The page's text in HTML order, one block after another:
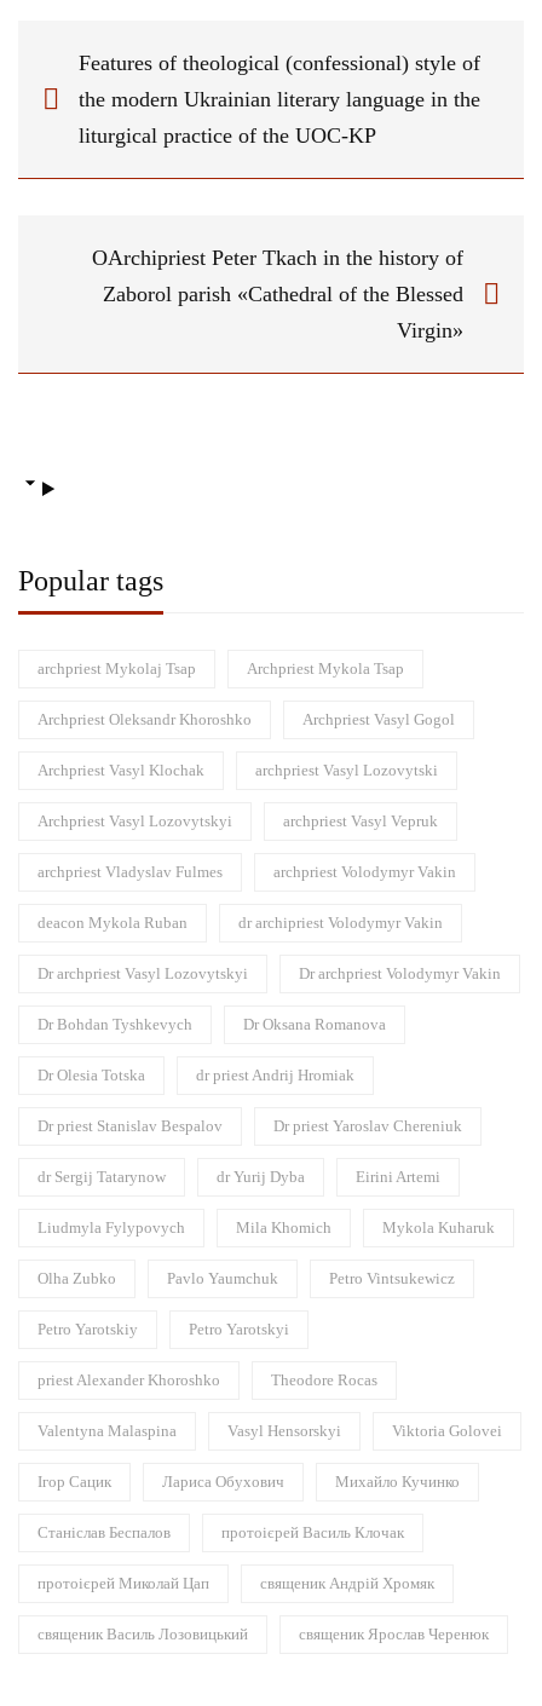
Features of theological (confessional) style of
the modern Ukrainian literary language in the
liturgical practice of the UOC-KP
OArchipriest Peter Tkach in the history of
Zaborol parish «Cathedral of the Blessed
Virgin»
Popular tags
archpriest Mykolaj Tsap Archpriest Mykola Tsap
Archpriest Oleksandr Khoroshko Archpriest Vasyl Gogol
Archpriest Vasyl Klochak archpriest Vasyl Lozovytski
Archpriest Vasyl Lozovytskyi archpriest Vasyl Vepruk
archpriest Vladyslav Fulmes archpriest Volodymyr Vakin
deacon Mykola Ruban dr archipriest Volodymyr Vakin
Dr archpriest Vasyl Lozovytskyi Dr archpriest Volodymyr Vakin
Dr Bohdan Tyshkevych Dr Oksana Romanova
Dr Olesia Totska dr priest Andrij Hromiak
Dr priest Stanislav Bespalov Dr priest Yaroslav Chereniuk
dr Sergij Tatarynow dr Yurij Dyba Eirini Artemi
Liudmyla Fylypovych Mila Khomich Mykola Kuharuk
Olha Zubko Pavlo Yaumchuk Petro Vintsukewicz
Petro Yarotskiy Petro Yarotskyi
priest Alexander Khoroshko Theodore Rocas
Valentyna Malaspina Vasyl Hensorskyi Viktoria Golovei
Ігор Сацик Лариса Обухович Михайло Кучинко
Станіслав Беспалов протоієрей Василь Клочак
протоієрей Миколай Цап священик Андрій Хромяк
священик Василь Лозовицький священик Ярослав Черенюк